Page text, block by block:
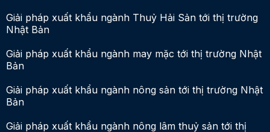
Giải pháp xuất khẩu ngành Thuỷ Hải Sản tới thị trường
Nhật Bản
Giải pháp xuất khẩu ngành may mặc tới thị trường Nhật
Bản
Giải pháp xuất khẩu ngành nông sản tới thị trường Nhật
Bản
Giải pháp xuất khẩu ngành nông lâm thuỷ sản tới thị